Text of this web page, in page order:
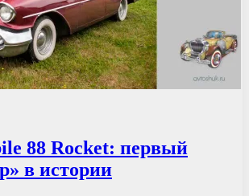
88 Rocket: первый
в истории